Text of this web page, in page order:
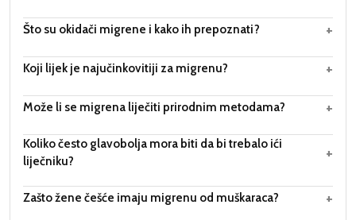
Što su okidači migrene i kako ih prepoznati? +
Koji lijek je najučinkovitiji za migrenu? +
Može li se migrena liječiti prirodnim metodama? +
Koliko često glavobolja mora biti da bi trebalo ići
liječniku?
+
Zašto žene češće imaju migrenu od muškaraca? +